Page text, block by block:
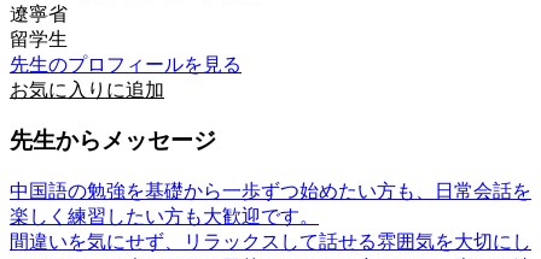
遼寧省
留学生
先生のプロフィールを見る
お気に入りに追加
先生からメッセージ
中国語の勉強を基礎から一歩ずつ始めたい方も、日常会話を
楽しく練習したい方も大歓迎です。
間違いを気にせず、リラックスして話せる雰囲気を大切にし